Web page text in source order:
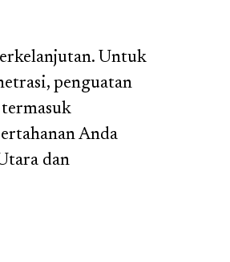
Untuk
penguatan
Anda
dan